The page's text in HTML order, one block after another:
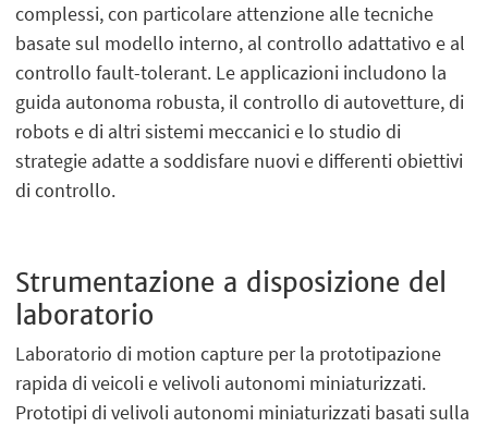
complessi, con particolare attenzione alle tecniche
basate sul modello interno, al controllo adattativo e al
controllo fault-tolerant. Le applicazioni includono la
guida autonoma robusta, il controllo di autovetture, di
robots e di altri sistemi meccanici e lo studio di
strategie adatte a soddisfare nuovi e differenti obiettivi
di controllo.
Strumentazione a disposizione del
laboratorio
Laboratorio di motion capture per la prototipazione
rapida di veicoli e velivoli autonomi miniaturizzati.
Prototipi di velivoli autonomi miniaturizzati basati sulla